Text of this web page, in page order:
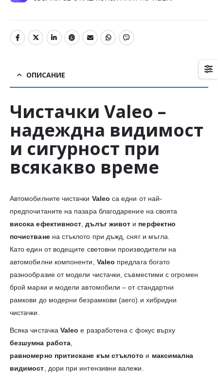
ОПИСАНИЕ
Чистачки Valeo –
надеждна видимост
и сигурност при
всякакво време
Автомобилните чистачки Valeo са едни от най-
предпочитаните на пазара благодарение на своята
висока ефективност ,дълъг живот и перфектно
почистванена стъклото при дъжд, сняг и мъгла.
Като един от водещите световни производители на
автомобилни компоненти, Valeo предлага богато
разнообразие от модели чистачки, съвместими с огромен
брой марки и модели автомобили – от стандартни
рамкови до модерни безрамкови (aero) и хибридни
чистачки.
Всяка чистачкаValeo е разработена с фокус върху
безшумна работа
равномерно притискане към стъклото и максимална
видимост , дори при интензивни валежи.